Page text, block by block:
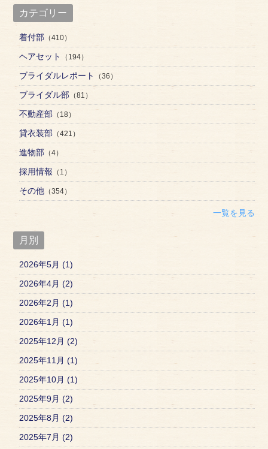
カテゴリー
着付部 （410）
ヘアセット （194）
ブライダルレポート （36）
ブライダル部 （81）
不動産部 （18）
貸衣装部 （421）
進物部 （4）
採用情報 （1）
その他 （354）
一覧を見る
月別
2026年5月 (1)
2026年4月 (2)
2026年2月 (1)
2026年1月 (1)
2025年12月 (2)
2025年11月 (1)
2025年10月 (1)
2025年9月 (2)
2025年8月 (2)
2025年7月 (2)